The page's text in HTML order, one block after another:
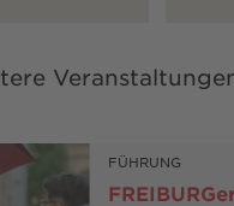
FÜHRUNG